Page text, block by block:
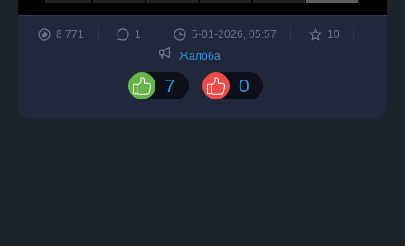
8 771 1 5-01-2026, 05:57
10
Жалоба
7 0